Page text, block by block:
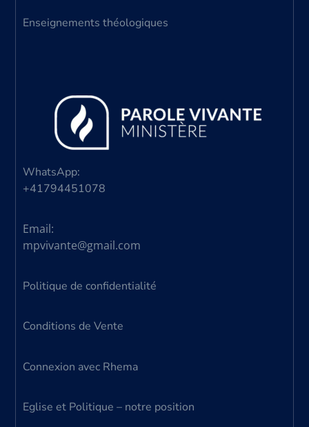
Enseignements théologiques
WhatsApp:
+41794451078
Email:
mpvivante@gmail.com
Politique de confidentialité
Conditions de Vente
Connexion avec Rhema
Eglise et Politique – notre position